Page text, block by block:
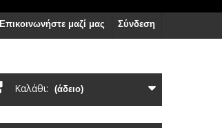
Σύνδεση
Επικοινωνήστε μαζί μας
Καλάθι: (άδειο)